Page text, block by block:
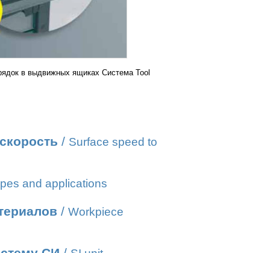
в выдвижных ящиках Система Tool
/ Surface speed to
and applications
/ Workpiece